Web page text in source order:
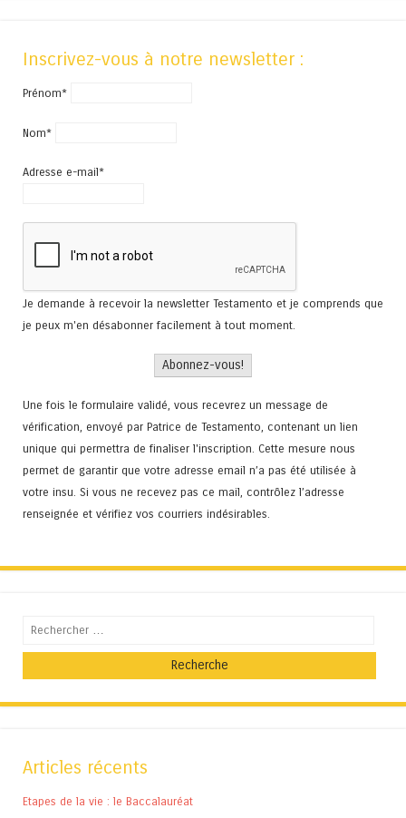
Inscrivez-vous à notre newsletter :
Prénom*
Nom*
Adresse e-mail*
Je demande à recevoir la newsletter Testamento et je comprends que
je peux m'en désabonner facilement à tout moment.
Une fois le formulaire validé, vous recevrez un message de
vérification, envoyé par Patrice de Testamento, contenant un lien
unique qui permettra de finaliser l'inscription. Cette mesure nous
permet de garantir que votre adresse email n’a pas été utilisée à
votre insu. Si vous ne recevez pas ce mail, contrôlez l’adresse
renseignée et vérifiez vos courriers indésirables.
Recherche
Articles récents
Etapes de la vie : le Baccalauréat